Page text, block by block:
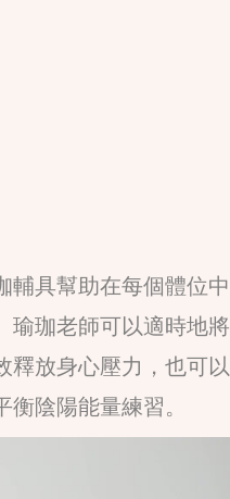
輔具幫助在每個體位中
瑜珈老師可以適時地將
釋放身心壓力，也可以
陰陽能量練習。